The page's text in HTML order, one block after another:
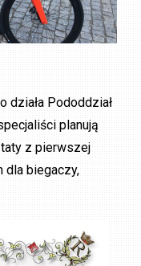
działa Pododdział
planują
z pierwszej
dla biegaczy,